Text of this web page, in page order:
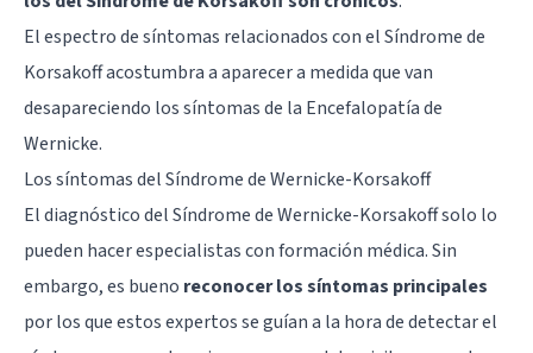
El espectro de síntomas relacionados con el Síndrome de
Korsakoff acostumbra a aparecer a medida que van
desapareciendo los síntomas de la Encefalopatía de
Wernicke.
Los síntomas del Síndrome de Wernicke-Korsakoff
El diagnóstico del Síndrome de Wernicke-Korsakoff solo lo
pueden hacer especialistas con formación médica. Sin
embargo, es bueno reconocer los síntomas principales
por los que estos expertos se guían a la hora de detectar el